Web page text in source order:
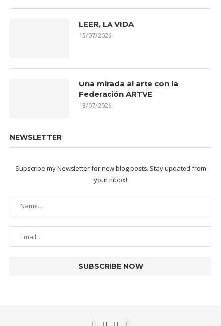
LEER, LA VIDA
15/07/2026
Una mirada al arte con la
Federación ARTVE
13/07/2026
NEWSLETTER
Subscribe my Newsletter for new blog posts. Stay updated from
your inbox!